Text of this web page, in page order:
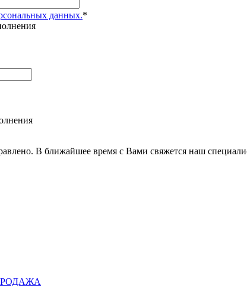
данных.*
В ближайшее время с Вами свяжется наш